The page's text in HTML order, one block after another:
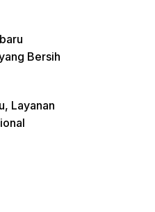
Bersih
Layanan